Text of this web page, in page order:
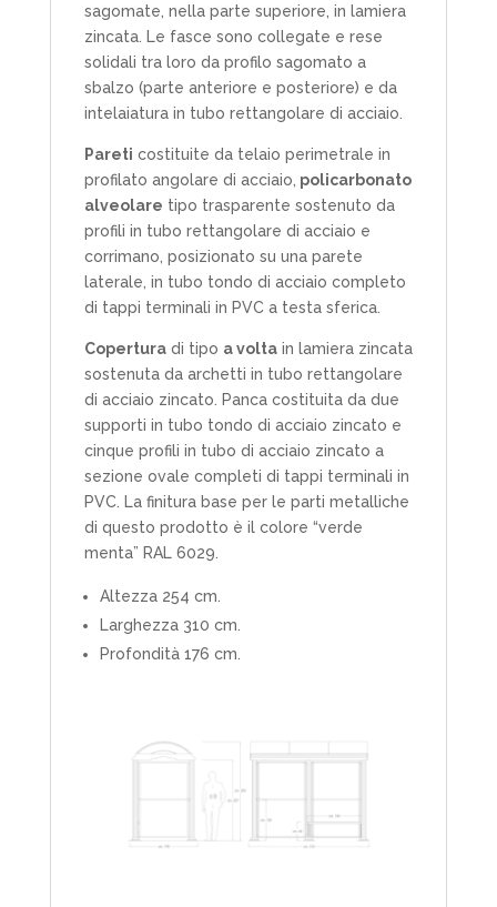
sagomate, nella parte superiore, in lamiera
zincata. Le fasce sono collegate e rese
solidali tra loro da profilo sagomato a
sbalzo (parte anteriore e posteriore) e da
intelaiatura in tubo rettangolare di acciaio.
Pareti costituite da telaio perimetrale in
profilato angolare di acciaio, policarbonato
alveolare tipo trasparente sostenuto da
profili in tubo rettangolare di acciaio e
corrimano, posizionato su una parete
laterale, in tubo tondo di acciaio completo
di tappi terminali in PVC a testa sferica.
Coperturadi tipo a voltain lamiera zincata
sostenuta da archetti in tubo rettangolare
di acciaio zincato. Panca costituita da due
supporti in tubo tondo di acciaio zincato e
cinque profili in tubo di acciaio zincato a
sezione ovale completi di tappi terminali in
PVC. La finitura base per le parti metalliche
di questo prodotto è il colore “verde
menta” RAL 6029.
Altezza 254 cm.
Larghezza 310 cm.
Profondità 176 cm.